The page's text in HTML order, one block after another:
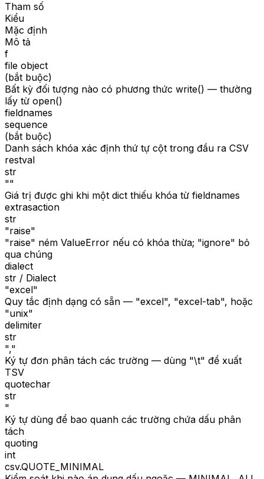
Tham số
Kiểu
Mặc định
Mô tả
f
file object
(bắt buộc)
Bất kỳ đối tượng nào có phương thức write() — thường
lấy từ open()
fieldnames
sequence
(bắt buộc)
Danh sách khóa xác định thứ tự cột trong đầu ra CSV
restval
str
""
Giá trị được ghi khi một dict thiếu khóa từ fieldnames
extrasaction
str
"raise"
"raise" ném ValueError nếu có khóa thừa; "ignore" bỏ
qua chúng
dialect
str / Dialect
"excel"
Quy tắc định dạng có sẵn — "excel", "excel-tab", hoặc
"unix"
delimiter
str
","
Ký tự đơn phân tách các trường — dùng "\t" để xuất
TSV
quotechar
str
"
Ký tự dùng để bao quanh các trường chứa dấu phân
tách
quoting
int
csv.QUOTE_MINIMAL